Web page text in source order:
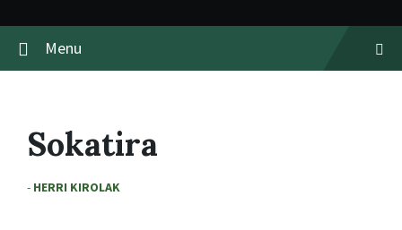
Menu
Sokatira
- HERRI KIROLAK